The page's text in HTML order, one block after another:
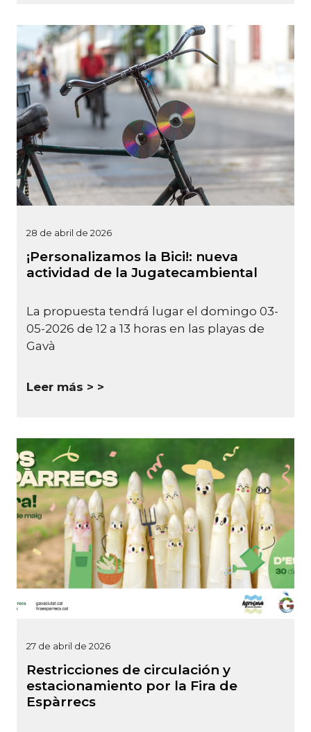
28 de abril de 2026
¡Personalizamos la Bici!: nueva
actividad de la Jugatecambiental
La propuesta tendrá lugar el domingo 03-
05-2026 de 12 a 13 horas en las playas de
Gavà
Leer más >
27 de abril de 2026
Restricciones de circulación y
estacionamiento por la Fira de
Espàrrecs